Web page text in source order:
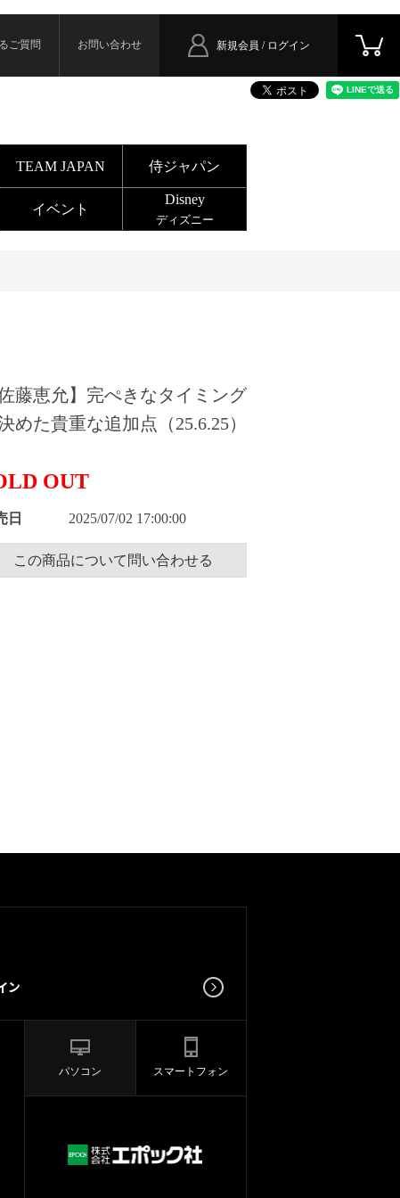
新規会員 / ログイン
ご質問 お問い合わせ
TEAM JAPAN 侍ジャパン
イベント
Disney
ディズニー
佐藤恵允】完ぺきなタイミング
めた貴重な追加点（25.6.25）
OUT
日 2025/07/02 17:00:00
この商品について問い合わせる
パソコン スマートフォン